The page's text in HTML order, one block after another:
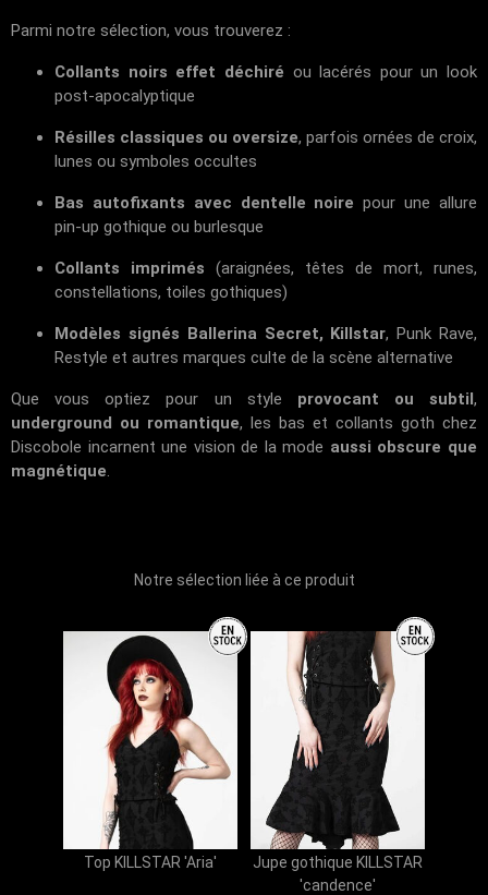
Parmi notre sélection, vous trouverez :
Collants noirs effet déchiré ou lacérés pour un look
post-apocalyptique
Résilles classiques ou oversize, parfois ornées de croix,
lunes ou symboles occultes
Bas autofixants avec dentelle noire pour une allure
pin-up gothique ou burlesque
Collants imprimés (araignées, têtes de mort, runes,
constellations, toiles gothiques)
Modèles signés Ballerina Secret, Killstar, Punk Rave,
Restyle et autres marques culte de la scène alternative
Que vous optiez pour un style provocant ou subtil,
underground ou romantique, les bas et collants goth chez
Discobole incarnent une vision de la mode aussi obscure que
magnétique.
Notre sélection liée à ce produit
Top KILLSTAR 'Aria'
Jupe gothique KILLSTAR
'candence'